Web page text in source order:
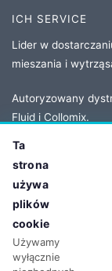
ICH SERVICE
Lider w
mieszania i
Autoryzowany
Fluid i Collomix.
KONTAKT
Adres:
62-064
Tel: +48 61 86
Email:
Ta
strona
używa
plików
cookie
Używamy
wyłącznie